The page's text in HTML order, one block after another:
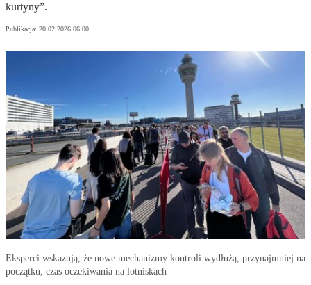
kurtyny”.
Publikacja: 20.02.2026 06:00
Eksperci wskazują, że nowe mechanizmy kontroli wydłużą, przynajmniej na
początku, czas oczekiwania na lotniskach